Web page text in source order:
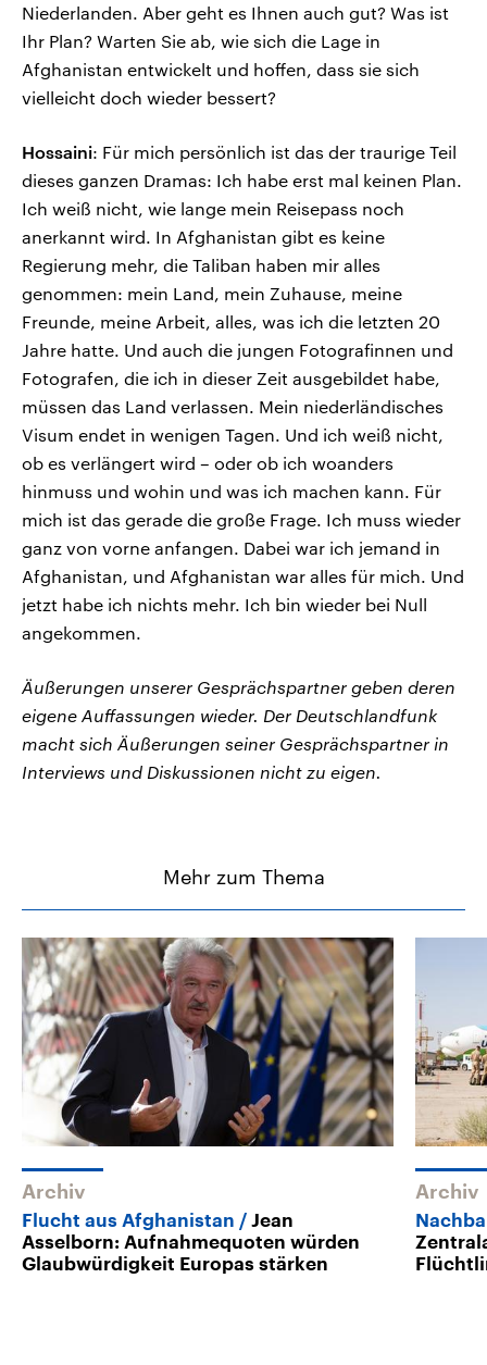
Niederlanden. Aber geht es Ihnen auch gut? Was ist
Ihr Plan? Warten Sie ab, wie sich die Lage in
Afghanistan entwickelt und hoffen, dass sie sich
vielleicht doch wieder bessert?
Hossaini: Für mich persönlich ist das der traurige Teil
dieses ganzen Dramas: Ich habe erst mal keinen Plan.
Ich weiß nicht, wie lange mein Reisepass noch
anerkannt wird. In Afghanistan gibt es keine
Regierung mehr, die Taliban haben mir alles
genommen: mein Land, mein Zuhause, meine
Freunde, meine Arbeit, alles, was ich die letzten 20
Jahre hatte. Und auch die jungen Fotografinnen und
Fotografen, die ich in dieser Zeit ausgebildet habe,
müssen das Land verlassen. Mein niederländisches
Visum endet in wenigen Tagen. Und ich weiß nicht,
ob es verlängert wird – oder ob ich woanders
hinmuss und wohin und was ich machen kann. Für
mich ist das gerade die große Frage. Ich muss wieder
ganz von vorne anfangen. Dabei war ich jemand in
Afghanistan, und Afghanistan war alles für mich. Und
jetzt habe ich nichts mehr. Ich bin wieder bei Null
angekommen.
Äußerungen unserer Gesprächspartner geben deren
eigene Auffassungen wieder. Der Deutschlandfunk
macht sich Äußerungen seiner Gesprächspartner in
Interviews und Diskussionen nicht zu eigen.
Mehr zum Thema
Archiv
Flucht aus Afghanistan
Jean
Asselborn: Aufnahmequoten würden
Glaubwürdigkeit Europas stärken
Archiv